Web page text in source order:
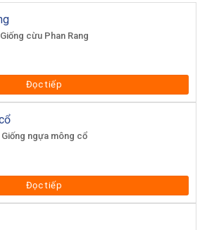
Giống cừu Phan Rang
Đọc tiếp
Giống ngựa mông cổ
Đọc tiếp